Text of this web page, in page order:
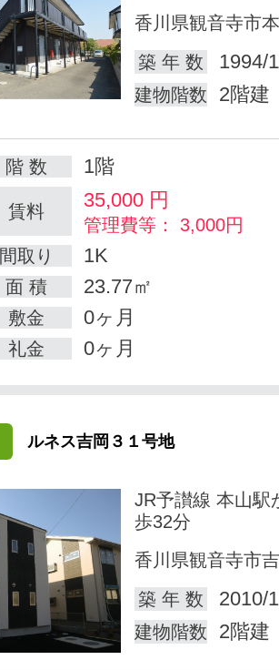
香川県観音寺市
築 年 数
1994/
建物階数 2階建
階 数 1階
賃料 35,000 円
管理費等： 3,000円
間取り
1K
面 積 23.77㎡
敷金 0ヶ月
礼金 0ヶ月
ルネス吉岡３１号地
JR予讃線 本山駅
歩32分
香川県観音寺市
築 年 数
2010/
建物階数 2階建